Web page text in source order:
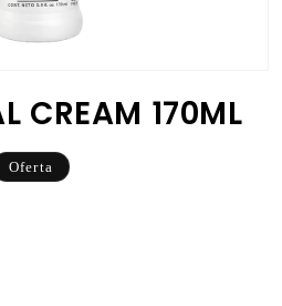
CREAM 170ML
Oferta